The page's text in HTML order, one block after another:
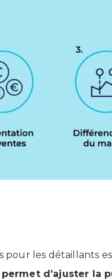
pour les détaillants
d’ajuster la